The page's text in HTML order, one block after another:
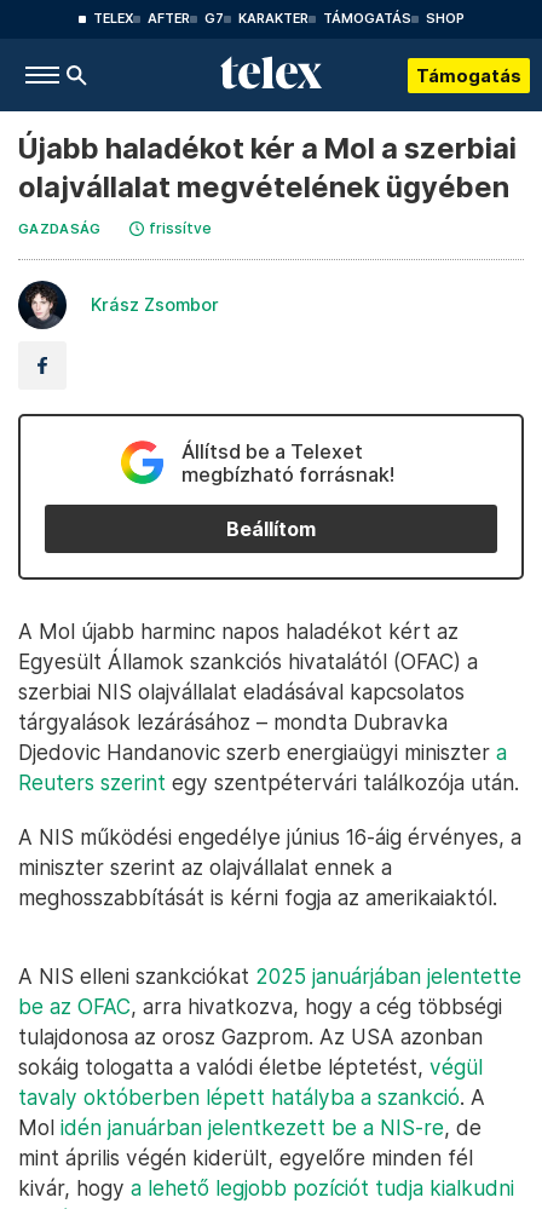
TELEX AFTER G7 KARAKTER TÁMOGATÁS SHOP
Támogatás
Újabb haladékot kér a Mol a szerbiai
olajvállalat megvételének ügyében
GAZDASÁG frissítve
Krász Zsombor
Állítsd be a Telexet
megbízható forrásnak!
Beállítom
A Mol újabb harminc napos haladékot kért az
Egyesült Államok szankciós hivatalától (OFAC) a
szerbiai NIS olajvállalat eladásával kapcsolatos
tárgyalások lezárásához – mondta Dubravka
Djedovic Handanovic szerb energiaügyi miniszter a
Reuters szerint egy szentpétervári találkozója után.
A NIS működési engedélye június 16-áig érvényes, a
miniszter szerint az olajvállalat ennek a
meghosszabbítását is kérni fogja az amerikaiaktól.
A NIS elleni szankciókat 2025 januárjában jelentette
be az OFAC, arra hivatkozva, hogy a cég többségi
tulajdonosa az orosz Gazprom. Az USA azonban
sokáig tologatta a valódi életbe léptetést, végül
tavaly októberben lépett hatályba a szankció. A
Mol idén januárban jelentkezett be a NIS-re, de
mint április végén kiderült, egyelőre minden fél
kivár, hogy a lehető legjobb pozíciót tudja kialkudni